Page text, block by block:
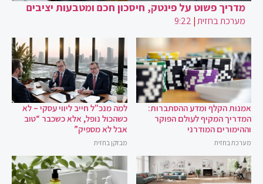
מדריך פשוט על פינטק, חיסכון חכם ומטבעות יציבים
מערכת בחזית|
9:22
אמנות הקלף ומדע ההסתברות:
המדריך המקיף לעולם הפוקר
וההימורים המודרני
מערכת בחזית
למה מנכ"ל חייב ליווי עסקי – לא
כשהכול נופל, אלא כשכבר “טוב
אבל לא מספיק”
מבזקן בחזית